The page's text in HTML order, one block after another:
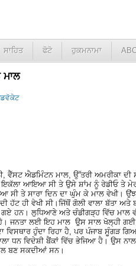
ਸਾਹਿਤ ਫੋਟੋ ਹੁਕਮਨਾਮਾ
ਮਾਲ
ਵੈੱਸਟ ਐਡਮਿੰਟਨ ਮਾਲ, ਉੱਤਰੀ ਅਮਰੀਕਾ ਦੀ
ਆਇਆ ਸੀ ਤੇ ਉਸੇ ਸ਼ਾਂਮ ਨੂੰ ਰੇਡੀਓ ਤੇ
ਤੇ ਸਾਰਾ ਦਿਨ ਦਾ ਘੁੰਮ ਕੇ ਮਾਲ ਵੇਖੀ।
ਹੱਟ ਹੀ ਵੇਖੀ ਸੀ।ਜਿੱਥੋਂ ਗੋਲੀ ਵਾਲਾ ਬੱਤਾ ਅਤੇ
ਗਏ ਹਨ। ਲੁਧਿਆਣੇ ਅਤੇ ਚੰਡੀਗੜ੍ਹ ਵਿੱਚ
ਜਨਤਾ ਲਈ ਇਹ ਮਾਲ ਉਸ ਸਾਲ ਖੋਲ੍ਹੀ ਗਈ
ਵਿਸਥਾਰ ਹੁੰਦਾ ਰਿਹਾ ਹੈ, ਪਰ ਪੰਜਾਬ ਸੂੰਗੜ
ਧਨ ਵਿਦੇਸ਼ੀ ਬੈਂਕਾਂ ਵਿੱਚ ਭੇਜਿਆ ਹੈ। ਉਸ
ਬਣ ਸਕਦੀਆਂ ਸਨ।